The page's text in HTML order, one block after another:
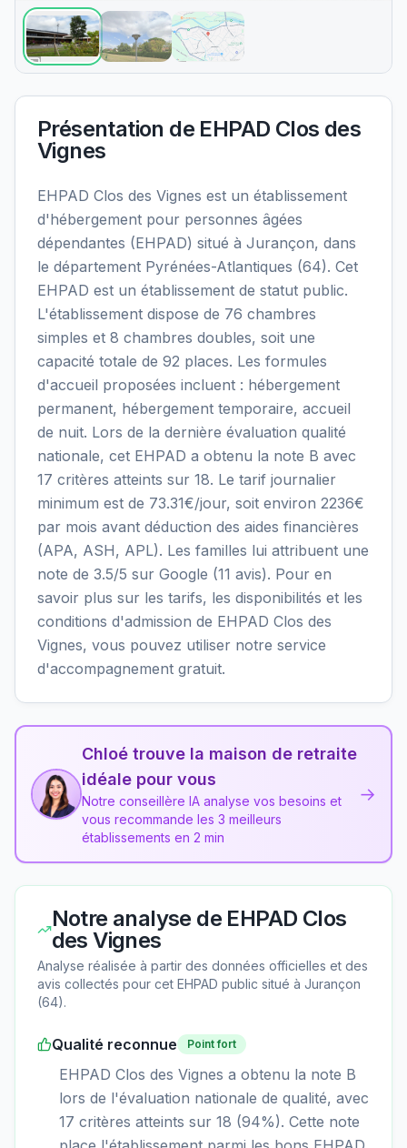
Présentation de EHPAD Clos des
Vignes
EHPAD Clos des Vignes est un établissement
d'hébergement pour personnes âgées
dépendantes (EHPAD) situé à Jurançon, dans
le département Pyrénées-Atlantiques (64). Cet
EHPAD est un établissement de statut public.
L'établissement dispose de 76 chambres
simples et 8 chambres doubles, soit une
capacité totale de 92 places. Les formules
d'accueil proposées incluent : hébergement
permanent, hébergement temporaire, accueil
de nuit. Lors de la dernière évaluation qualité
nationale, cet EHPAD a obtenu la note B avec
17 critères atteints sur 18. Le tarif journalier
minimum est de 73.31€/jour, soit environ 2236€
par mois avant déduction des aides financières
(APA, ASH, APL). Les familles lui attribuent une
note de 3.5/5 sur Google (11 avis). Pour en
savoir plus sur les tarifs, les disponibilités et les
conditions d'admission de EHPAD Clos des
Vignes, vous pouvez utiliser notre service
d'accompagnement gratuit.
Chloé trouve la maison de retraite
idéale pour vous
Notre conseillère IA analyse vos besoins et
vous recommande les 3 meilleurs
établissements en 2 min
→
Notre analyse de EHPAD Clos
des Vignes
Analyse réalisée à partir des données officielles et des
avis collectés pour cet EHPAD public situé à Jurançon
(64).
Qualité reconnue Point fort
EHPAD Clos des Vignes a obtenu la note B
lors de l'évaluation nationale de qualité, avec
17 critères atteints sur 18 (94%). Cette note